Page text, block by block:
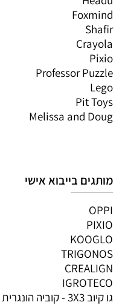
Foxmind
Shafir
Crayola
Pixio
Professor Puzzle
Lego
Pit Toys
Melissa and Doug
מותגים בייבוא אישי
OPPI
PIXIO
KOOGLO
TRIGONOS
CREALIGN
IGROTECO
גו קיוב 3X3 - קוביה הונגרית אינטראקטיבית